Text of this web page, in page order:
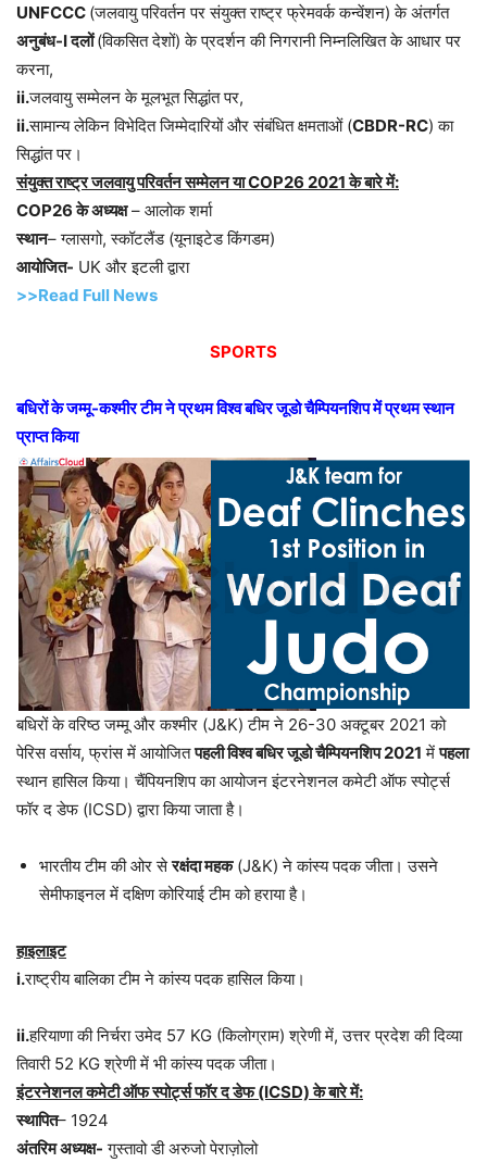
UNFCCC (जलवायु परिवर्तन पर संयुक्त राष्ट्र फ्रेमवर्क कन्वेंशन) के अंतर्गत
अनुबंध-I दलों(विकसित देशों) के प्रदर्शन की निगरानी निम्नलिखित के आधार पर
करना,
ii.जलवायु सम्मेलन के मूलभूत सिद्धांत पर,
ii.सामान्य लेकिन विभेदित जिम्मेदारियों और संबंधित क्षमताओं (CBDR-RC) का
सिद्धांत पर।
संयुक्त राष्ट्र जलवायु परिवर्तन सम्मेलन या COP26 2021 के बारे में:
COP26 के अध्यक्ष– आलोक शर्मा
स्थान– ग्लासगो, स्कॉटलैंड (यूनाइटेड किंगडम)
आयोजित- UK और इटली द्वारा
>>Read Full News
SPORTS
बधिरों के जम्मू-कश्मीर टीम ने प्रथम विश्व बधिर जूडो चैम्पियनशिप में प्रथम स्थान
प्राप्त किया
बधिरों के वरिष्ठ जम्मू और कश्मीर (J&K) टीम ने 26-30 अक्टूबर 2021 को
पेरिस वर्साय, फ्रांस में आयोजितपहली विश्व बधिर जूडो चैम्पियनशिप 2021 मेंपहला
स्थान हासिल किया। चैंपियनशिप का आयोजन इंटरनेशनल कमेटी ऑफ स्पोर्ट्स
फॉर द डेफ (ICSD) द्वारा किया जाता है।
भारतीय टीम की ओर सेरक्षंदा महक(J&K) ने कांस्य पदक जीता। उसने
सेमीफाइनल में दक्षिण कोरियाई टीम को हराया है।
हाइलाइट
i.राष्ट्रीय बालिका टीम ने कांस्य पदक हासिल किया।
ii.हरियाणा की निर्चरा उमेद 57 KG (किलोग्राम) श्रेणी में, उत्तर प्रदेश की दिव्या
तिवारी 52 KG श्रेणी में भी कांस्य पदक जीता।
इंटरनेशनल कमेटी ऑफ स्पोर्ट्स फॉर द डेफ (ICSD) के बारे में:
स्थापित– 1924
अंतरिम अध्यक्ष- गुस्तावो डी अरुजो पेराज़ोलो